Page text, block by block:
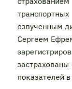
озвученным
Сергеем
показателей